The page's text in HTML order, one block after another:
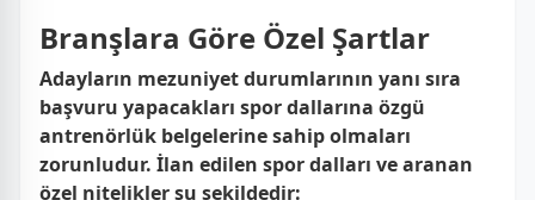
Branşlara Göre Özel Şartlar
Adayların mezuniyet durumlarının yanı sıra
başvuru yapacakları spor dallarına özgü
antrenörlük belgelerine sahip olmaları
zorunludur. İlan edilen spor dalları ve aranan
özel nitelikler şu şekildedir: